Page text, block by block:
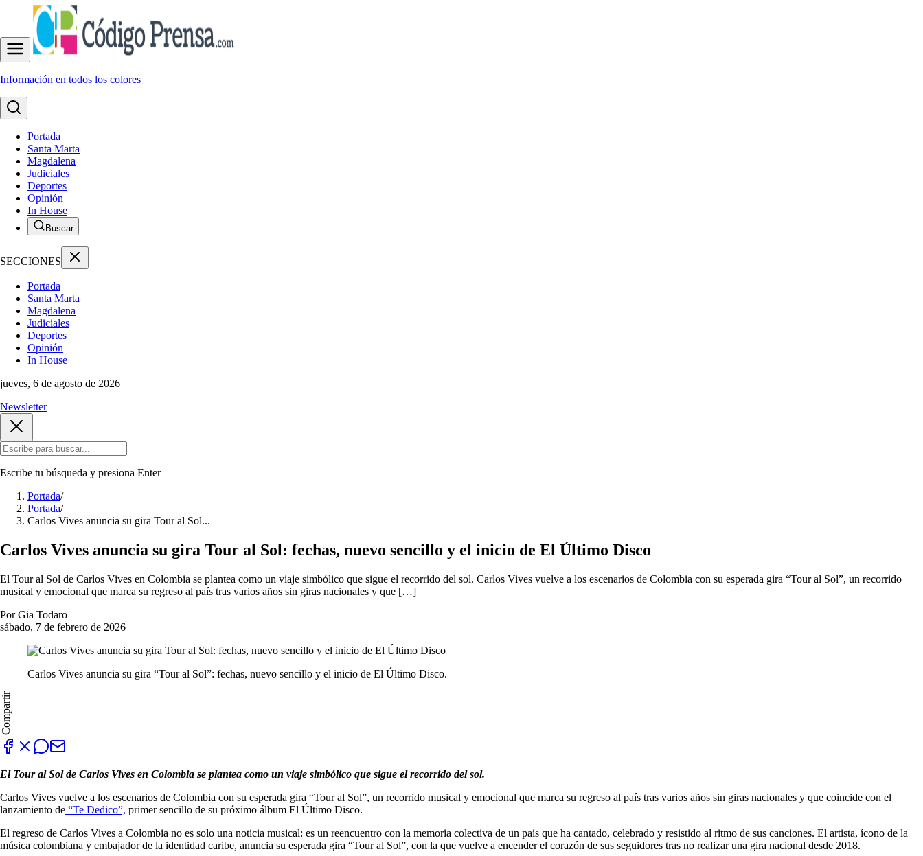
Información en todos los colores
Portada
Santa Marta
Magdalena
Judiciales
Deportes
Opinión
In House
Buscar
SECCIONES
Portada
Santa Marta
Magdalena
Judiciales
Deportes
Opinión
In House
jueves, 6 de agosto de 2026
Newsletter
Escribe tu búsqueda y presiona Enter
Portada/
Portada/
Carlos Vives anuncia su gira Tour al Sol...
Carlos Vives anuncia su gira Tour al Sol: fechas, nuevo sencillo y el inicio de El Último Disco
El Tour al Sol de Carlos Vives en Colombia se plantea como un viaje simbólico que sigue el recorrido del sol. Carlos Vives vuelve a los escenarios de Colombia con su esperada gira “Tour al Sol”, un recorrido
musical y emocional que marca su regreso al país tras varios años sin giras nacionales y que […]
Por Gia Todaro
sábado, 7 de febrero de 2026
Carlos Vives anuncia su gira “Tour al Sol”: fechas, nuevo sencillo y el inicio de El Último Disco.
Compartir
El Tour al Sol de Carlos Vives en Colombia se plantea como un viaje simbólico que sigue el recorrido del sol.
Carlos Vives vuelve a los escenarios de Colombia con su esperada gira “Tour al Sol”, un recorrido musical y emocional que marca su regreso al país tras varios años sin giras nacionales y que coincide con el
lanzamiento de “Te Dedico”, primer sencillo de su próximo álbum El Último Disco.
El regreso de Carlos Vives a Colombia no es solo una noticia musical: es un reencuentro con la memoria colectiva de un país que ha cantado, celebrado y resistido al ritmo de sus canciones. El artista, ícono de la
música colombiana y embajador de la identidad caribe, anuncia su esperada gira “Tour al Sol”, con la que vuelve a encender el corazón de sus seguidores tras no realizar una gira nacional desde 2018.